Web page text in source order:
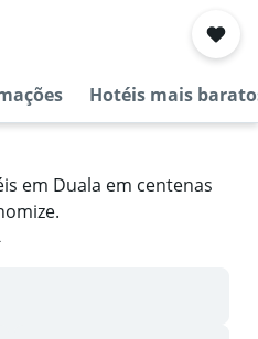
Hotéis mais
em Duala em centenas